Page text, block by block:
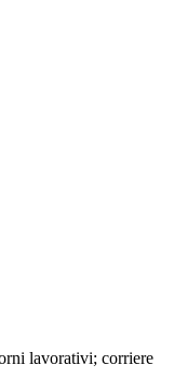
lavorativi; corriere